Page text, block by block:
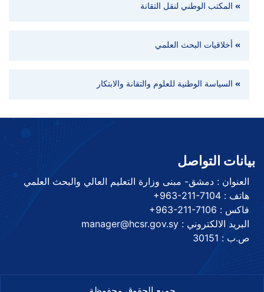
المكتب الوطني لنقل التقانة
أخلاقيات البحث العلمي
السياسة الوطنية للعلوم والتقانة والابتكار
بيانات التواصل
العنوان : دمشق- مبنى وزارة التعليم العالي والبحث العلمي
هاتف : +963-211-7104
فاكس : +963-211-7106
البريد الالكتروني : manager@hcsr.gov.sy
ص.ب : 30151